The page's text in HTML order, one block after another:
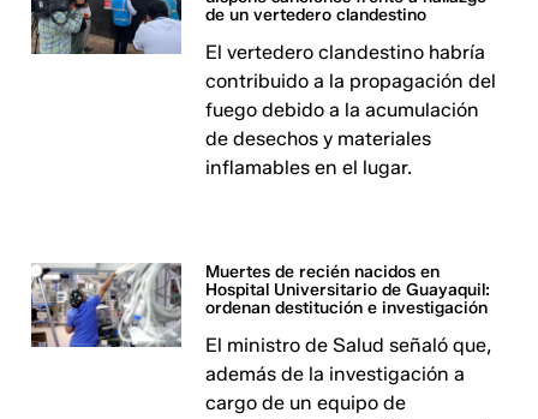
de un vertedero clandestino
El vertedero clandestino habría
contribuido a la propagación del
fuego debido a la acumulación
de desechos y materiales
inflamables en el lugar.
Muertes de recién nacidos en
Hospital Universitario de Guayaquil:
ordenan destitución e investigación
El ministro de Salud señaló que,
además de la investigación a
cargo de un equipo de